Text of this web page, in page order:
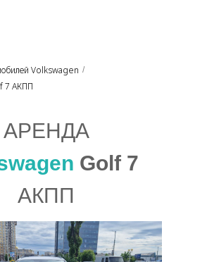
Volkswagen /
7 АКПП
АРЕНДА
Golf 7
АКПП